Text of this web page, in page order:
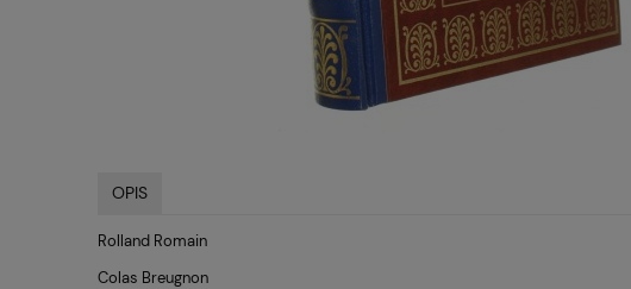
OPIS
Rolland Romain
Colas Breugnon